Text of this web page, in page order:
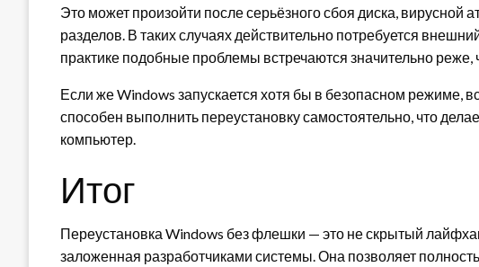
Это может произойти после серьёзного сбоя диска, вирусной
разделов. В таких случаях действительно потребуется
практике подобные проблемы встречаются значительно
Если же Windows запускается хотя бы в безопасном режиме,
способен выполнить переустановку самостоятельно, что
компьютер.
Итог
Переустановка Windows без флешки — это не скрытый
заложенная разработчиками системы. Она позволяет